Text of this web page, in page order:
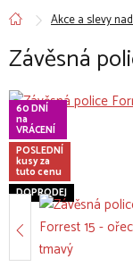
Akce a slevy
Závěsná
60 DNÍ
na
VRÁCENÍ
POSLEDNÍ
kusy za
tuto cenu
DOPRODEJ